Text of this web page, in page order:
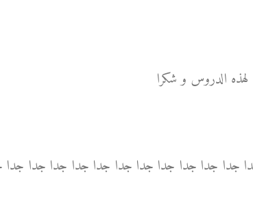
الدروس و شكرا
جدا جدا جدا جدا جدا جدا جدا جدا جدا جدا جدا